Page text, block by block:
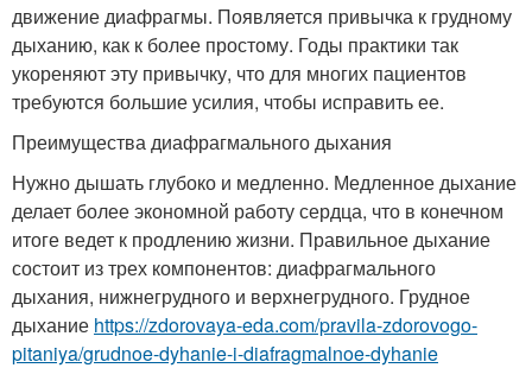
движение диафрагмы. Появляется привычка к грудному
дыханию, как к более простому. Годы практики так
укореняют эту привычку, что для многих пациентов
требуются большие усилия, чтобы исправить ее.
Преимущества диафрагмального дыхания
Нужно дышать глубоко и медленно. Медленное дыхание
делает более экономной работу сердца, что в конечном
итоге ведет к продлению жизни. Правильное дыхание
состоит из трех компонентов: диафрагмального
дыхания, нижнегрудного и верхнегрудного. Грудное
дыхание https://zdorovaya-eda.com/pravila-zdorovogo-
pitaniya/grudnoe-dyhanie-i-diafragmalnoe-dyhanie